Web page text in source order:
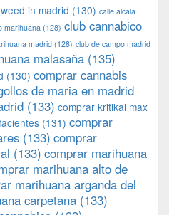
in madrid (130) calle alcala
marihuana (128) club cannabico
madrid(128) club de campo madrid
malasaña (135)
(130) comprar cannabis
de maria en madrid
(133) comprar kritikal max
(131) comprar
(133) comprar
(133) comprar marihuana
marihuana alto de
marihuana arganda del
carpetana (133)